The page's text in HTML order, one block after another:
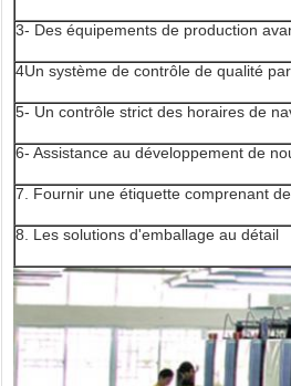
3- Des équipements de production
4Un système de contrôle de qualité
5- Un contrôle strict des horaires de
6- Assistance au développement de
7. Fournir une étiquette comprenant
8. Les solutions d'emballage au détail